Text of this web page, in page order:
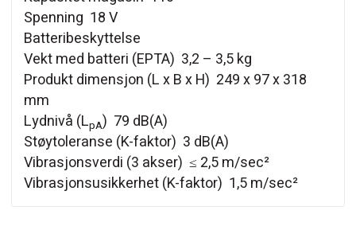
Spenning 18 V
Batteribeskyttelse
Vekt med batteri (EPTA) 3,2 – 3,5 kg
Produkt dimensjon (L x B x H) 249 x 97 x 318
mm
Lydnivå (LpA) 79 dB(A)
Støytoleranse (K-faktor) 3 dB(A)
Vibrasjonsverdi (3 akser) ≤ 2,5 m/sec²
Vibrasjonsusikkerhet (K-faktor) 1,5 m/sec²